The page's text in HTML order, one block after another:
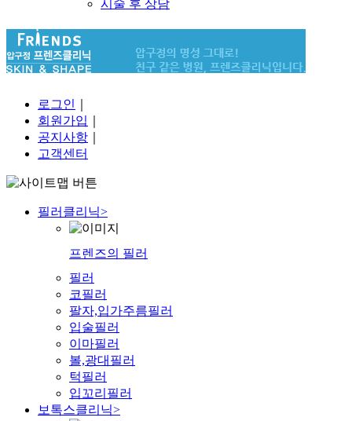
시술 후 상담
로그인
회원가입
공지사항
고객센터
필러클리닉>
프렌즈의 필러
필러
코필러
팔자,입가주름필러
입술필러
이마필러
볼,광대필러
턱필러
입꼬리필러
보톡스클리닉>